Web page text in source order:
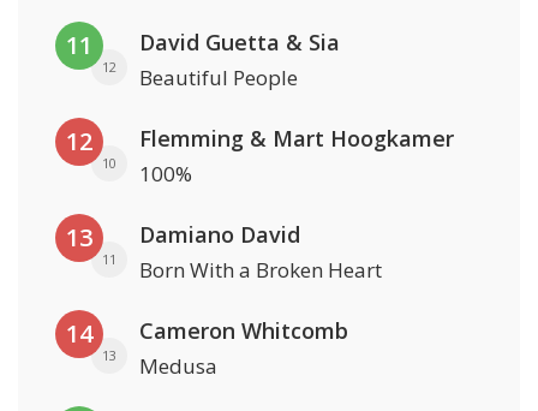
11
12
David Guetta & Sia
Beautiful People
12
10
Flemming & Mart Hoogkamer
100%
13
11
Damiano David
Born With a Broken Heart
14
13
Cameron Whitcomb
Medusa